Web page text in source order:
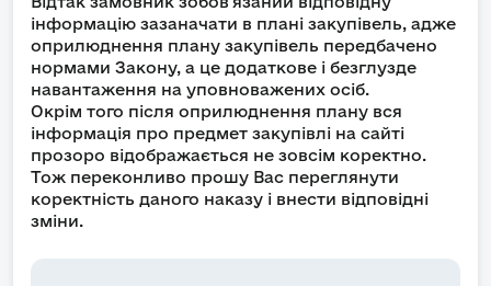
інформацію зазаначати в плані закупівель, адже
оприлюднення плану закупівель передбачено
нормами Закону, а це додаткове і безглузде
навантаження на уповноважених осіб.
Окрім того після оприлюднення плану вся
інформація про предмет закупівлі на сайті
прозоро відображається не зовсім коректно.
Тож переконливо прошу Вас переглянути
коректність даного наказу і внести відповідні
зміни.